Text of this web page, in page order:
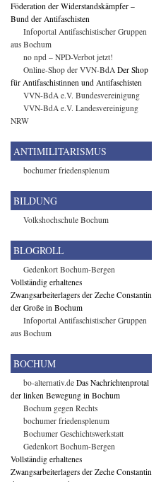
Föderation der Widerstandskämpfer –
Bund der Antifaschisten
Infoportal Antifaschistischer Gruppen
aus Bochum
no npd – NPD-Verbot jetzt!
Online-Shop der VVN-BdA Der Shop
für Antifaschistinnen und Antifaschisten
VVN-BdA e.V. Bundesvereinigung
VVN-BdA e.V. Landesvereinigung
NRW
ANTIMILITARISMUS
bochumer friedensplenum
BILDUNG
Volkshochschule Bochum
BLOGROLL
Gedenkort Bochum-Bergen
Vollständig erhaltenes
Zwangsarbeiterlagers der Zeche Constantin
der Große in Bochum
Infoportal Antifaschistischer Gruppen
aus Bochum
BOCHUM
bo-alternativ.de Das Nachrichtenprotal
der linken Bewegung in Bochum
Bochum gegen Rechts
bochumer friedensplenum
Bochumer Geschichtswerkstatt
Gedenkort Bochum-Bergen
Vollständig erhaltenes
Zwangsarbeiterlagers der Zeche Constantin